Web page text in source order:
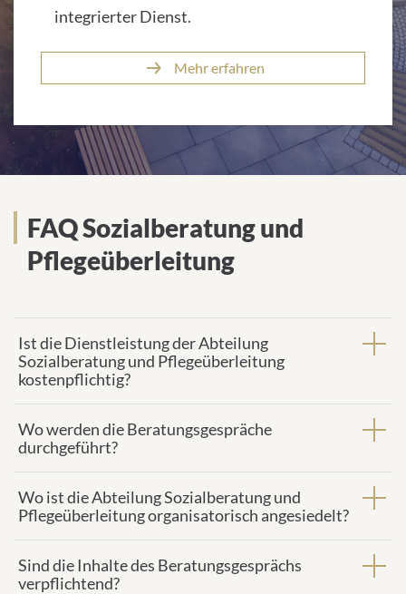
integrierter Dienst.
Mehr erfahren
FAQ Sozialberatung und
Pflegeüberleitung
Ist die Dienstleistung der Abteilung
Sozialberatung und Pflegeüberleitung
kostenpflichtig?
Wo werden die Beratungsgespräche
durchgeführt?
Wo ist die Abteilung Sozialberatung und
Pflegeüberleitung organisatorisch angesiedelt?
Sind die Inhalte des Beratungsgesprächs
verpflichtend?